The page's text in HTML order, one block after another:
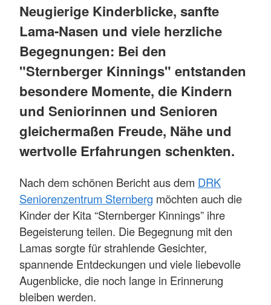
Neugierige Kinderblicke, sanfte
Lama-Nasen und viele herzliche
Begegnungen: Bei den
"Sternberger Kinnings" entstanden
besondere Momente, die Kindern
und Seniorinnen und Senioren
gleichermaßen Freude, Nähe und
wertvolle Erfahrungen schenkten.
Nach dem schönen Bericht aus dem DRK
Seniorenzentrum Sternberg möchten auch die
Kinder der Kita “Sternberger Kinnings” ihre
Begeisterung teilen. Die Begegnung mit den
Lamas sorgte für strahlende Gesichter,
spannende Entdeckungen und viele liebevolle
Augenblicke, die noch lange in Erinnerung
bleiben werden.